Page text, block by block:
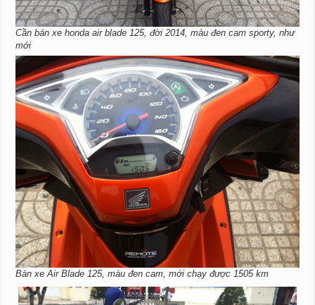
Cần bán xe honda air blade 125, đời 2014, màu đen cam sporty, như
mới
Bán xe Air Blade 125, màu đen cam, mới chạy được 1505 km